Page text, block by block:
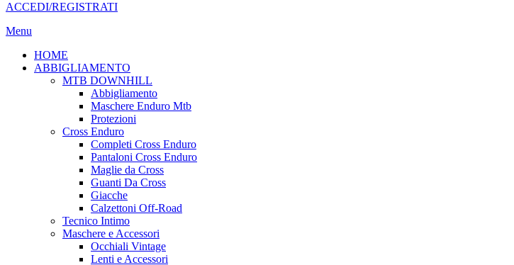
ACCEDI/REGISTRATI
Menu
HOME
ABBIGLIAMENTO
MTB DOWNHILL
Abbigliamento
Maschere Enduro Mtb
Protezioni
Cross Enduro
Completi Cross Enduro
Pantaloni Cross Enduro
Maglie da Cross
Guanti Da Cross
Giacche
Calzettoni Off-Road
Tecnico Intimo
Maschere e Accessori
Occhiali Vintage
Lenti e Accessori